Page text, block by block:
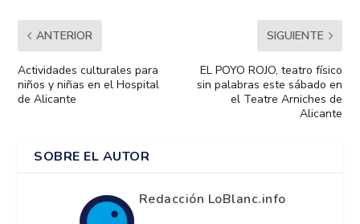
ANTERIOR
Actividades culturales para
niños y niñas en el Hospital
de Alicante
SIGUIENTE
EL POYO ROJO, teatro físico
sin palabras este sábado en
el Teatre Arniches de
Alicante
SOBRE EL AUTOR
Redacción LoBlanc.info